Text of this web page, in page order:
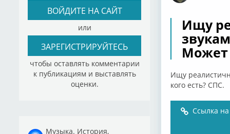
ВОЙДИТЕ НА САЙТ
или
ЗАРЕГИСТРИРУЙТЕСЬ
чтобы оставлять комментарии
к публикациям и выставлять
оценки.
Музыка. История,
Ищу
Может
Ищу
кого есть? СПС.
Ссылка